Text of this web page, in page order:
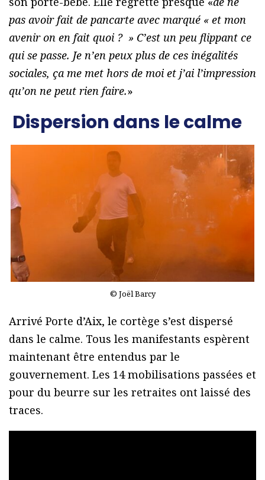
pas avoir fait de pancarte avec marqué « et mon
avenir on en fait quoi ? » C’est un peu flippant ce
qui se passe. Je n’en peux plus de ces inégalités
sociales, ça me met hors de moi et j’ai l’impression
qu’on ne peut rien faire.»
Dispersion dans le calme
© Joël Barcy
Arrivé Porte d’Aix, le cortège s’est dispersé
dans le calme. Tous les manifestants espèrent
maintenant être entendus par le
gouvernement. Les 14 mobilisations passées et
pour du beurre sur les retraites ont laissé des
traces.